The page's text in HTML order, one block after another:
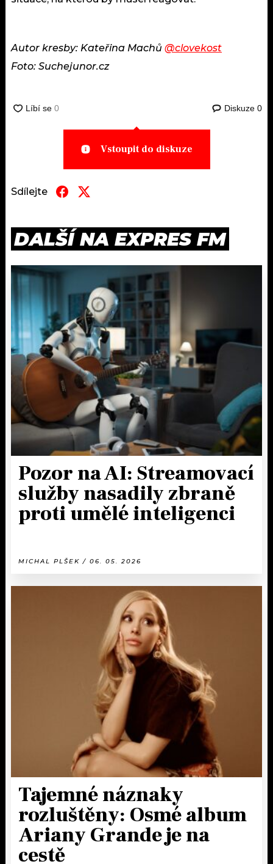
Autor kresby: Kateřina Machů @clovekost
Foto: Suchejunor.cz
Diskuze 0
Vstoupit do diskuze
Sdílejte
DALŠÍ NA EXPRES FM
Pozor na AI: Streamovací
služby nasadily zbraně
proti umělé inteligenci
MICHAL PLŠEK / 06. 05. 2026
Tajemné náznaky
rozluštěny: Osmé album
Ariany Grande je na
cestě